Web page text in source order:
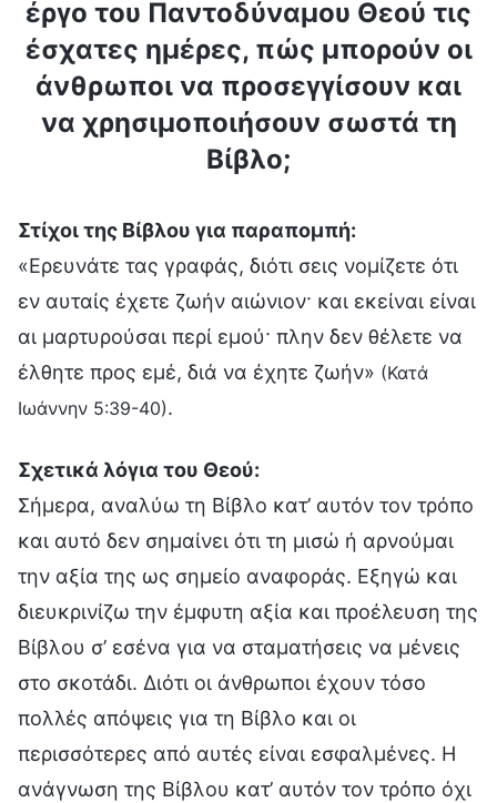
έργο του Παντοδύναμου Θεού τις
έσχατες ημέρες, πώς μπορούν οι
άνθρωποι να προσεγγίσουν και
να χρησιμοποιήσουν σωστά τη
Βίβλο;
Στίχοι της Βίβλου για παραπομπή:
«Ερευνάτε τας γραφάς, διότι σεις νομίζετε ότι
εν αυταίς έχετε ζωήν αιώνιον· και εκείναι είναι
αι μαρτυρούσαι περί εμού· πλην δεν θέλετε να
έλθητε προς εμέ, διά να έχητε ζωήν» (Κατά
Ιωάννην 5:39-40).
Σχετικά λόγια του Θεού:
Σήμερα, αναλύω τη Βίβλο κατ’ αυτόν τον τρόπο
και αυτό δεν σημαίνει ότι τη μισώ ή αρνούμαι
την αξία της ως σημείο αναφοράς. Εξηγώ και
διευκρινίζω την έμφυτη αξία και προέλευση της
Βίβλου σ’ εσένα για να σταματήσεις να μένεις
στο σκοτάδι. Διότι οι άνθρωποι έχουν τόσο
πολλές απόψεις για τη Βίβλο και οι
περισσότερες από αυτές είναι εσφαλμένες. Η
ανάγνωση της Βίβλου κατ’ αυτόν τον τρόπο όχι